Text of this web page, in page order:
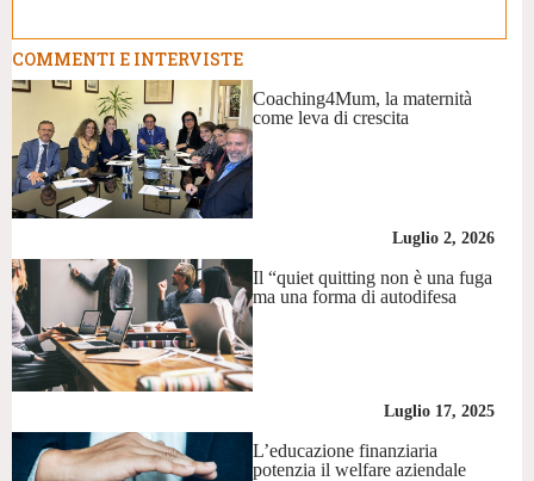
COMMENTI E INTERVISTE
Coaching4Mum, la maternità
come leva di crescita
Luglio 2, 2026
Il “quiet quitting non è una fuga
ma una forma di autodifesa
Luglio 17, 2025
L’educazione finanziaria
potenzia il welfare aziendale